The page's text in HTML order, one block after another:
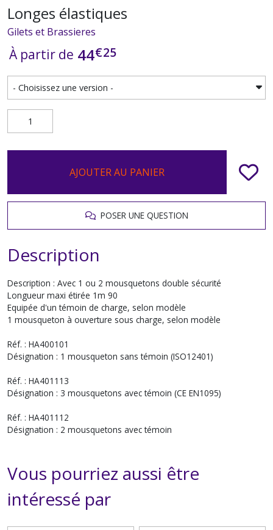
Longes élastiques
Gilets et Brassieres
À partir de 44€25
AJOUTER AU PANIER
POSER UNE QUESTION
Description
Description : Avec 1 ou 2 mousquetons double sécurité
Longueur maxi étirée 1m 90
Equipée d'un témoin de charge, selon modèle
1 mousqueton à ouverture sous charge, selon modèle
Réf. : HA400101
Désignation : 1 mousqueton sans témoin (ISO12401)
Réf. : HA401113
Désignation : 3 mousquetons avec témoin (CE EN1095)
Réf. : HA401112
Désignation : 2 mousquetons avec témoin
Vous pourriez aussi être
intéressé par